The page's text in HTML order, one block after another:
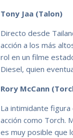
Tony Jaa (Talon)
Directo desde
acción a los más
rol en un filme
Diesel, quien
Rory McCann
La intimidante figura
acción como Torch.
es muy posible que